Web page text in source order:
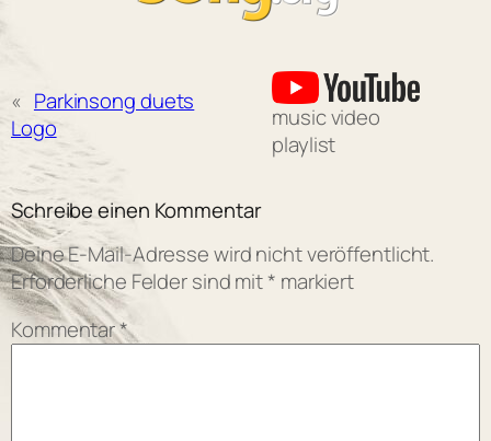
« Parkinsong duets
Logo
music video
playlist
Schreibe einen Kommentar
Deine E-Mail-Adresse wird nicht veröffentlicht.
Erforderliche Felder sind mit* markiert
Kommentar*